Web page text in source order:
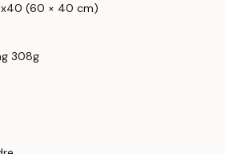
(60 × 40 cm)
308g